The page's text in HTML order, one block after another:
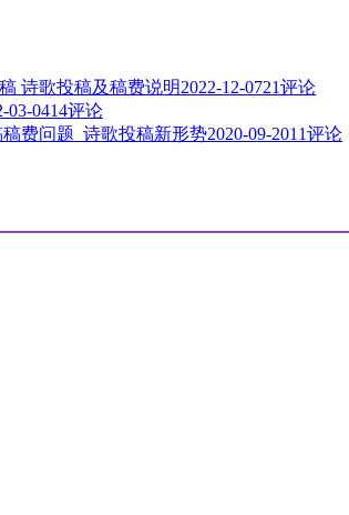
诗歌投稿及稿费说明2022-12-0721评论
03-0414评论
费问题_诗歌投稿新形势2020-09-2011评论